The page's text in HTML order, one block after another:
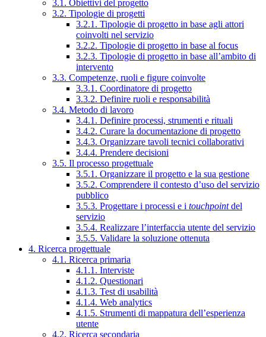
3.1. Obiettivi del progetto
3.2. Tipologie di progetti
3.2.1. Tipologie di progetto in base agli attori
coinvolti nel servizio
3.2.2. Tipologie di progetto in base al focus
3.2.3. Tipologie di progetto in base all’ambito di
intervento
3.3. Competenze, ruoli e figure coinvolte
3.3.1. Coordinatore di progetto
3.3.2. Definire ruoli e responsabilità
3.4. Metodo di lavoro
3.4.1. Definire processi, strumenti e rituali
3.4.2. Curare la documentazione di progetto
3.4.3. Organizzare tavoli tecnici collaborativi
3.4.4. Prendere decisioni
3.5. Il processo progettuale
3.5.1. Organizzare il progetto e la sua gestione
3.5.2. Comprendere il contesto d’uso del servizio
pubblico
3.5.3. Progettare i processi e i touchpointdel
servizio
3.5.4. Realizzare l’interfaccia utente del servizio
3.5.5. Validare la soluzione ottenuta
4. Ricerca progettuale
4.1. Ricerca primaria
4.1.1. Interviste
4.1.2. Questionari
4.1.3. Test di usabilità
4.1.4. Web analytics
4.1.5. Strumenti di mappatura dell’esperienza
utente
4.2. Ricerca secondaria